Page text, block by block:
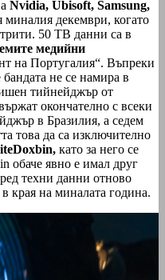
Nvidia, Ubisoft, Samsung,
миналия декември, когато
50 TВ данни са в
медийни
на Португалия“. Въпреки
не се намира в
тийнейджър от
окончателно с всеки
в Бразилия, а седем
това да са изключително
като за него се
обаче явно е имал друг
техни данни отново
края на миналата година.